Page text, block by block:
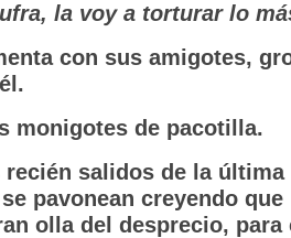
la voy a torturar lo
con sus amigotes,
monigotes de pacotilla.
salidos de la última
pavonean creyendo
olla del desprecio, para